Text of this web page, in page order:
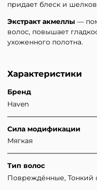
придает блеск и
Экстракт акмеллы —
волос, повышает
ухоженного полотна.
Характеристики
Бренд
Haven
Сила модификации
Мягкая
Тип волос
Повреждённые, Тонкий